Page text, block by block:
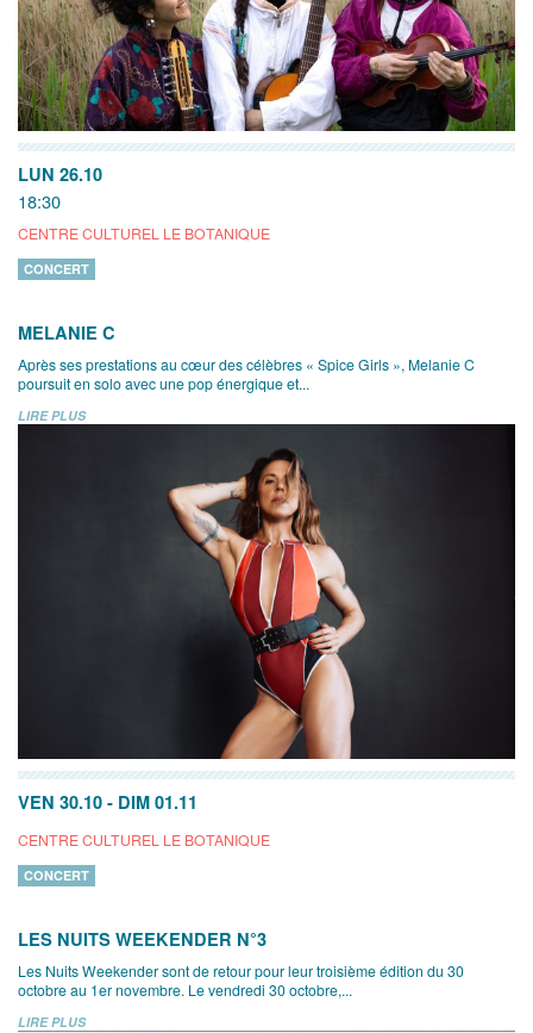
LUN 26.10
18:30
CENTRE CULTUREL LE BOTANIQUE
CONCERT
MELANIE C
Après ses prestations au cœur des célèbres « Spice Girls », Melanie C
poursuit en solo avec une pop énergique et...
LIRE PLUS
VEN 30.10 - DIM 01.11
CENTRE CULTUREL LE BOTANIQUE
CONCERT
LES NUITS WEEKENDER N°3
Les Nuits Weekender sont de retour pour leur troisième édition du 30
octobre au 1er novembre. Le vendredi 30 octobre,...
LIRE PLUS